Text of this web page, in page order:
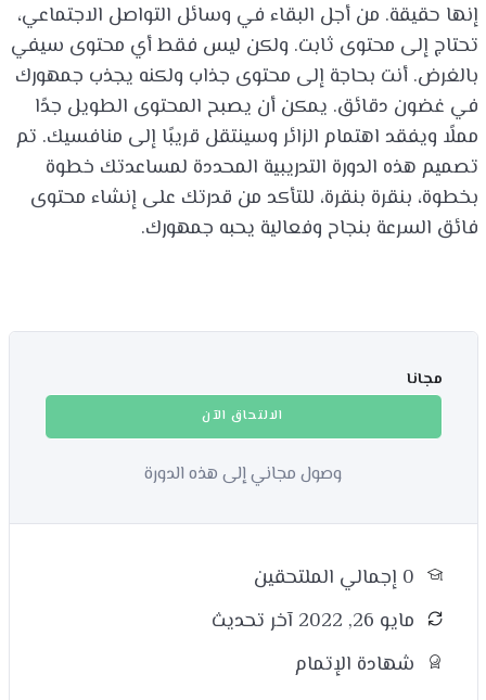
إنها حقيقة. من أجل البقاء في وسائل التواصل الاجتماعي،
تحتاج إلى محتوى ثابت. ولكن ليس فقط أي محتوى سيفي
بالغرض. أنت بحاجة إلى محتوى جذاب ولكنه يجذب جمهورك
في غضون دقائق. يمكن أن يصبح المحتوى الطويل جدًا
مملًا ويفقد اهتمام الزائر وسينتقل قريبًا إلى منافسيك. تم
تصميم هذه الدورة التدريبية المحددة لمساعدتك خطوة
بخطوة، بنقرة بنقرة، للتأكد من قدرتك على إنشاء محتوى
فائق السرعة بنجاح وفعالية يحبه جمهورك.
مجانا
الالتحاق الآن
وصول مجاني إلى هذه الدورة
0 إجمالي الملتحقين
مايو 26, 2022 آخر تحديث
شهادة الإتمام